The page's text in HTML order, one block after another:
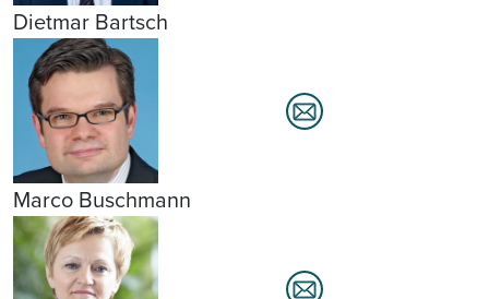
Dietmar Bartsch
Marco Buschmann